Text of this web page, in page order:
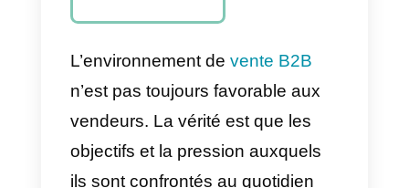
Quel outil vous
permet d’avoir
les meilleures
chances de
présentation
lors de l’appel